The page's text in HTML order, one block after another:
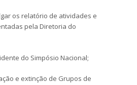
os relatório de atividades e
pela Diretoria do
do Simpósio Nacional;
e extinção de Grupos de